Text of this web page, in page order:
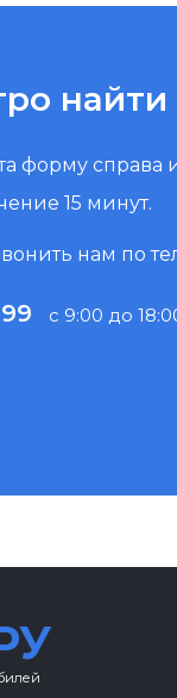
найти
форму
15 минут.
нам по
с 9:00 до